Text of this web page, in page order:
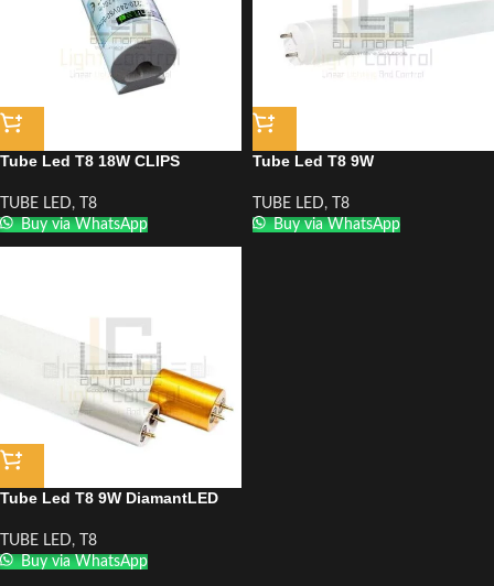
Tube Led T8 18W CLIPS
TUBE LED,
T8
Buy via WhatsApp
Tube Led T8 9W
TUBE LED,
T8
Buy via WhatsApp
Tube Led T8 9W DiamantLED
TUBE LED,
T8
Buy via WhatsApp